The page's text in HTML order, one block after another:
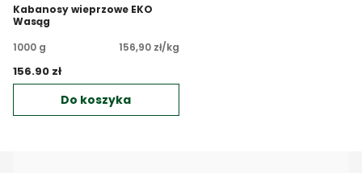
Kabanosy wieprzowe EKO
Wasąg
1000 g
156,90 zł/kg
156.90 zł
Do koszyka